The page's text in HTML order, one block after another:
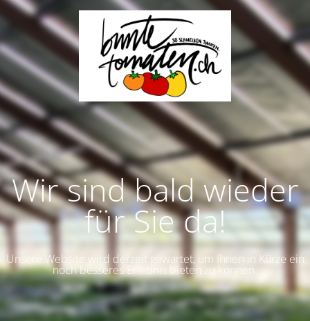
Wir sind bald wieder
für Sie da!
Unsere Website wird derzeit gewartet, um Ihnen in Kürze ein
noch besseres Erlebnis bieten zu können.